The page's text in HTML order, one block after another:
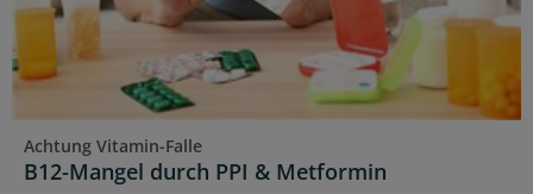
Achtung Vitamin-Falle
B12-Mangel durch PPI & Metformin